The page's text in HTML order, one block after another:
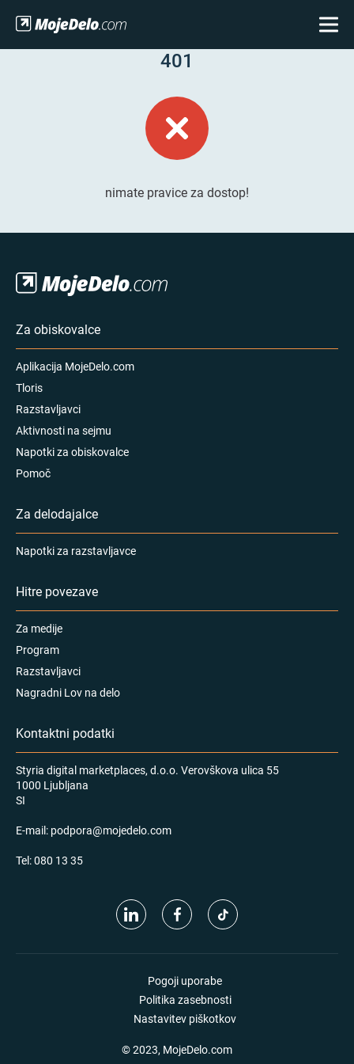
401
nimate pravice za dostop!
Za obiskovalce
Aplikacija MojeDelo.com
Tloris
Razstavljavci
Aktivnosti na sejmu
Napotki za obiskovalce
Pomoč
Za delodajalce
Napotki za razstavljavce
Hitre povezave
Za medije
Program
Razstavljavci
Nagradni Lov na delo
Kontaktni podatki
Styria digital marketplaces, d.o.o. Verovškova ulica 55
1000 Ljubljana
SI
E-mail: podpora@mojedelo.com
Tel:080 13 35
Pogoji uporabe
Politika zasebnosti
Nastavitev piškotkov
© 2023, MojeDelo.com